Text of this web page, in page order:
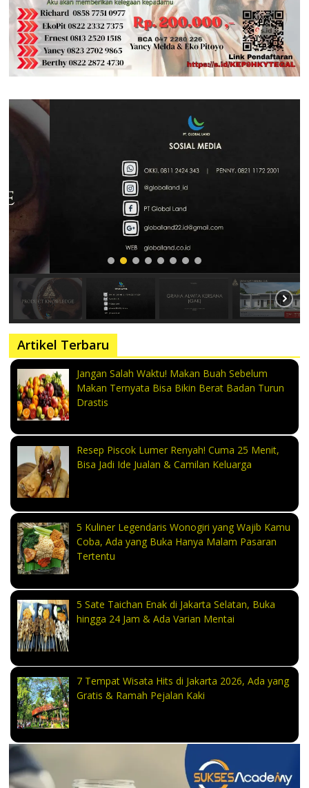
Artikel Terbaru
Jangan Salah Waktu! Makan Buah Sebelum
Makan Ternyata Bisa Bikin Berat Badan Turun
Drastis
Resep Piscok Lumer Renyah! Cuma 25 Menit,
Bisa Jadi Ide Jualan & Camilan Keluarga
5 Kuliner Legendaris Wonogiri yang Wajib Kamu
Coba, Ada yang Buka Hanya Malam Pasaran
Tertentu
5 Sate Taichan Enak di Jakarta Selatan, Buka
hingga 24 Jam & Ada Varian Mentai
7 Tempat Wisata Hits di Jakarta 2026, Ada yang
Gratis & Ramah Pejalan Kaki